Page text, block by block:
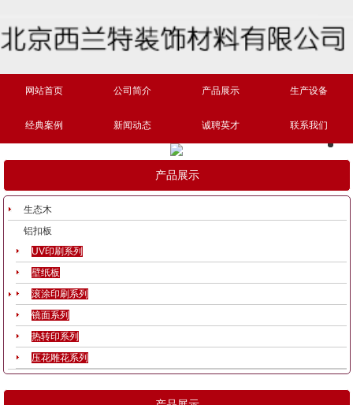
网站首页 公司简介 产品展示 生产设备
经典案例 新闻动态 诚聘英才 联系我们
产品展示
生态木
铝扣板
UV印刷系列
壁纸板
滚涂印刷系列
镜面系列
热转印系列
压花雕花系列